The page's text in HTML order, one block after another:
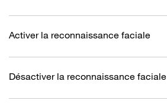
Activer la reconnaissance faciale
Désactiver la reconnaissance faciale